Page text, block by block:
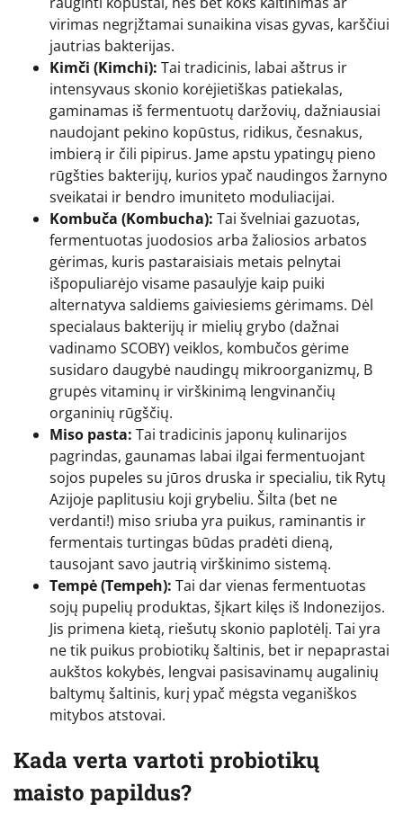
virimas negrįžtamai sunaikina visas gyvas, karščiui
jautrias bakterijas.
Kimči (Kimchi): Tai tradicinis, labai aštrus ir
intensyvaus skonio korėjietiškas patiekalas,
gaminamas iš fermentuotų daržovių, dažniausiai
naudojant pekino kopūstus, ridikus, česnakus,
imbierą ir čili pipirus. Jame apstu ypatingų pieno
rūgšties bakterijų, kurios ypač naudingos žarnyno
sveikatai ir bendro imuniteto moduliacijai.
Kombuča (Kombucha): Tai švelniai gazuotas,
fermentuotas juodosios arba žaliosios arbatos
gėrimas, kuris pastaraisiais metais pelnytai
išpopuliarėjo visame pasaulyje kaip puiki
alternatyva saldiems gaiviesiems gėrimams. Dėl
specialaus bakterijų ir mielių grybo (dažnai
vadinamo SCOBY) veiklos, kombučos gėrime
susidaro daugybė naudingų mikroorganizmų, B
grupės vitaminų ir virškinimą lengvinančių
organinių rūgščių.
Miso pasta: Tai tradicinis japonų kulinarijos
pagrindas, gaunamas labai ilgai fermentuojant
sojos pupeles su jūros druska ir specialiu, tik Rytų
Azijoje paplitusiu koji grybeliu. Šilta (bet ne
verdanti!) miso sriuba yra puikus, raminantis ir
fermentais turtingas būdas pradėti dieną,
tausojant savo jautrią virškinimo sistemą.
Tempė (Tempeh): Tai dar vienas fermentuotas
sojų pupelių produktas, šįkart kilęs iš Indonezijos.
Jis primena kietą, riešutų skonio paplotėlį. Tai yra
ne tik puikus probiotikų šaltinis, bet ir nepaprastai
aukštos kokybės, lengvai pasisavinamų augalinių
baltymų šaltinis, kurį ypač mėgsta veganiškos
mitybos atstovai.
Kada verta vartoti probiotikų
maisto papildus?